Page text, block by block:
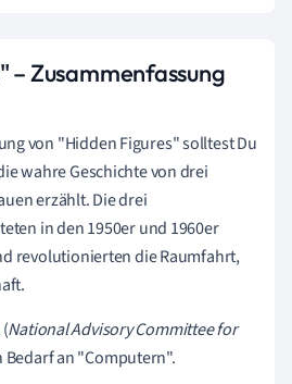
– Zusammenfassung
von "Hidden Figures" solltest Du
wahre Geschichte von drei
erzählt. Die drei
in den 1950er und 1960er
revolutionierten die Raumfahrt,
(National Advisory Committee for
Bedarf an "Computern".